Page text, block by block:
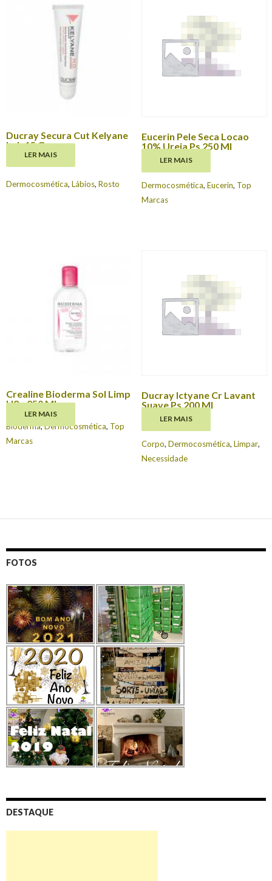
Ducray Secura Cut Kelyane
Lab 15 G
5.95
LER MAIS
Dermocosmética, Lábios, Rosto
Eucerin Pele Seca Locao
10% Ureia Ps 250 Ml
18.87LER MAIS
Dermocosmética, Eucerin, Top
Marcas
Crealine Bioderma Sol Limp
H2o 250 Ml
LER MAIS
Bioderma,Dermocosmética, Top
Marcas
Ducray Ictyane Cr Lavant
Suave Ps 200 Ml
9.65LER MAIS
Corpo, Dermocosmética, Limpar,
Necessidade
FOTOS
DESTAQUE